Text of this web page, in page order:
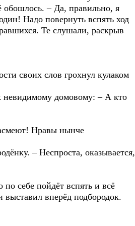
обошлось. – Да, правильно, я
Надо повернуть вспять ход
Те слушали, раскрыв
своих слов грохнул кулаком
невидимому домовому: – А кто
Нравы нынче
– Неспроста, оказывается,
себе пойдёт вспять и всё
вперёд подбородок.